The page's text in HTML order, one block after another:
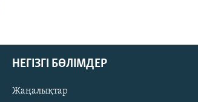
НЕГІЗГІ БӨЛІМДЕР
Жаңалықтар